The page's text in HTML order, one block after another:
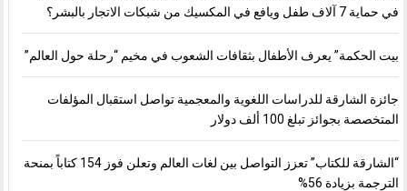
في حماية 7 آلاف طفل ويافع في المكسيك من شبكات الاتجار بالبشر؟
بيت الحكمة” يعرف الأطفال بثقافات الشعوب في مخيم “رحلة حول العالم”
جائزة الشارقة للدراسات اللغوية والمعجمية تواصل استقبال المؤلفات
المتخصصة بجوائز تبلغ 100 ألف دولار
“الشارقة للكتاب” تعزز التواصل بين لغات العالم وتعلن فوز 154 كتاباً بمنحة
الترجمة بزيادة 56%